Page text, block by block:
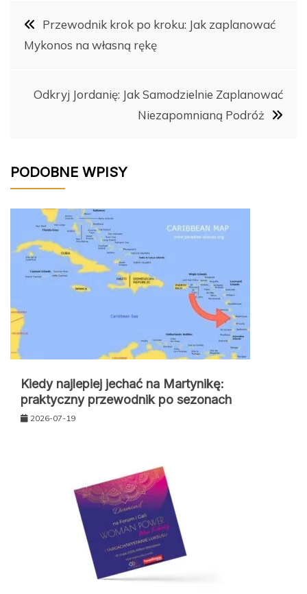
e
b
o
e
st
bl
r
di
t
e y
k
Nawigacja
Przewodnik krok po kroku: Jak zaplanować
Mykonos na własną rękę
Odkryj Jordanię: Jak Samodzielnie Zaplanować
Niezapomnianą Podróż
PODOBNE WPISY
Kiedy najlepiej jechać na Martynikę:
praktyczny przewodnik po sezonach
2026-07-19